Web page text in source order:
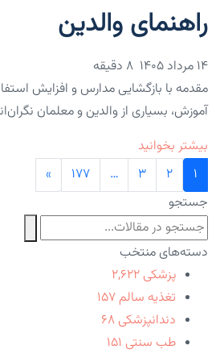
راهنمای والدین
۱۴ مرداد ۱۴۰۵
مقدمه با بازگشایی مدارس و افزایش
آموزش، بسیاری از والدین و معلمان
بیشتر بخوانید
۱
۲ ۳ … ۱۷۷
»
جستجو
دسته‌های منتخب
پزشکی ۲,۶۲۲
تغذیه سالم ۱۵۷
دندانپزشکی ۶۸
طب سنتی ۱۵۱